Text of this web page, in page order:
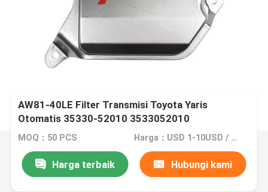
AW81-40LE Filter Transmisi Toyota Yaris
Otomatis 35330-52010 3533052010
MOQ：50 PCS Harga：USD 1-10USD / EACH
Harga terbaik Hubungi kami